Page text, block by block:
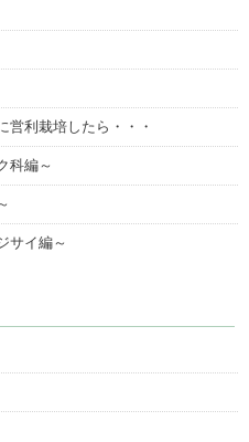
営利栽培したら・・・
科編～
サイ編～